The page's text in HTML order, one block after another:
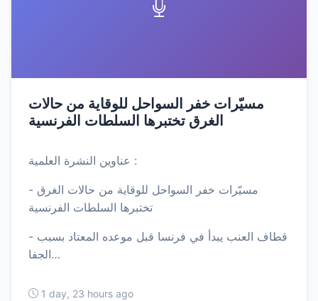
مسيّرات خفر السواحل للوقاية من حالات
الغرق تختبرها السلطات الفرنسية
عناوين النشرة العلمية :
- مسيّرات خفر السواحل للوقاية من حالات الغرق
تختبرها السلطات الفرنسية
- قطاف العنب يبدأ في فرنسا قبل موعده المعتاد بسبب
الجفا…
1 day, 23 hours ago